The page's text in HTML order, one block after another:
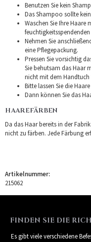
Benutzen Sie kein
Das Shampoo sollte
Waschen Sie Ihre Haare
Nehmen Sie
eine Pflegepackung.
Pressen Sie vorsichtig
Sie behutsam das Haar
nicht mit dem Handtuch
Bitte lassen Sie die
Dann können Sie das
HAAREFÄRBEN
Da das Haar bereits in der
nicht zu färben. Jede Färbung
Artikelnummer:
215062
FINDEN SIE DIE
Es gibt viele verschiedene